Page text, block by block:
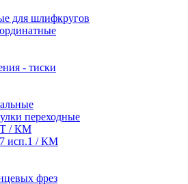
для шлифкругов
- тиски
переходные
/ КМ
исп.1 / КМ
фрез